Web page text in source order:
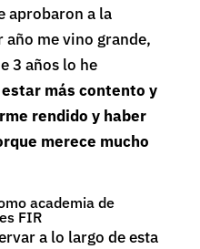
aprobaron a la
me vino grande,
3 años lo he
más contento y
rendido y haber
merece mucho
academia de
FIR
a lo largo de esta